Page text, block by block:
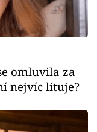
omluvila za
nejvíc lituje?